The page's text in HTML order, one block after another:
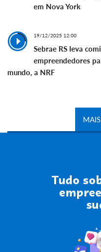
em Nova York
19/12/2025 12:00
Sebrae RS leva
empreendedores
mundo, a NRF